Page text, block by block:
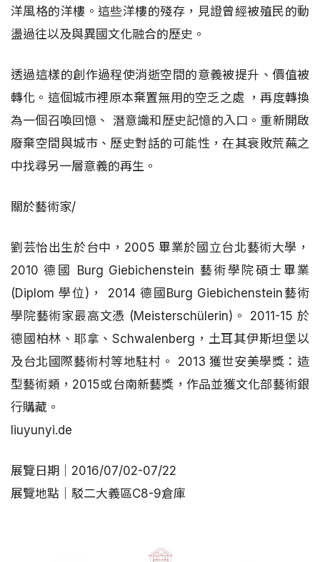
洋風格的洋樓。這些洋樓的殘存，見證曾經被殖民的動
盪過往以及與異國文化融合的歷史。
透過這樣的創作過程使消逝空間的意義被提升、價值被
轉化。這個城市裡原本棄置無用的空乏之處 ，再度轉換
為一個召喚回憶、 潛意識和歷史記憶的入口。重新開啟
廢棄空間與城市、歷史對話的可能性，在其衰敗荒蕪之
中找尋另一層意義的再生。
關於藝術家/
劉芸怡出生於台中，2005 畢業於國立台北藝術大學，
2010 德國 Burg Giebichenstein 藝術學院碩士畢業
(Diplom 學位)， 2014 德國Burg Giebichenstein藝術
學院藝術家最高文憑 (Meisterschülerin)。 2011-15 於
德國柏林、耶拿、Schwalenberg，土耳其伊斯坦堡以
及台北國際藝術村等地駐村。 2013 獲世安美學獎：造
型藝術類，2015或台南新藝獎，作品並獲文化部藝術銀
行購藏。
liuyunyi.de
展覽日期│2016/07/02-07/22
展覽地點│駁二大義區C8-9倉庫